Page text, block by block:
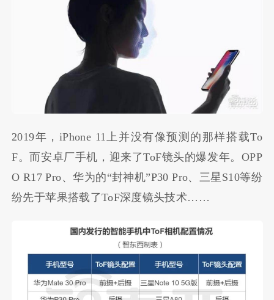
2019年，iPhone 11上并没有像预测的那样搭载To
F。而安卓厂手机，迎来了ToF镜头的爆发年。OPP
O R17 Pro、华为的“封神机”P30 Pro、三星S10等纷
纷先于苹果搭载了ToF深度镜头技术……